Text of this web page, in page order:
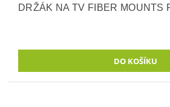
DRŽÁK NA TV FIBER MOUNTS